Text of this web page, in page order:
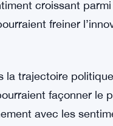
clé dans le débat
innovation et
plus nuancée de
législatives plus